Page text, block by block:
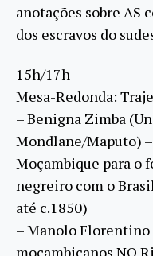
anotações sobre AS
dos escravos do
15h/17h
Mesa-Redonda:
– Benigna Zimba
Mondlane/Maputo)
Moçambique para o
negreiro com o
até c.1850)
– Manolo Florentino